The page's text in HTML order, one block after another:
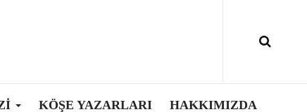
KÖŞE YAZARLARI HAKKIMIZDA